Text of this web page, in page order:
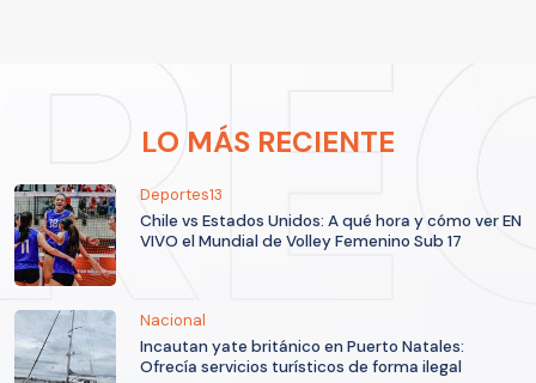
LO MÁS RECIENTE
Deportes13
Chile vs Estados Unidos: A qué hora y cómo ver EN
VIVO el Mundial de Volley Femenino Sub 17
Nacional
Incautan yate británico en Puerto Natales:
Ofrecía servicios turísticos de forma ilegal